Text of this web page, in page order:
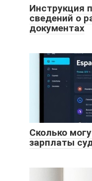
Инструкция
сведений о
документах
Сколько
зарплаты